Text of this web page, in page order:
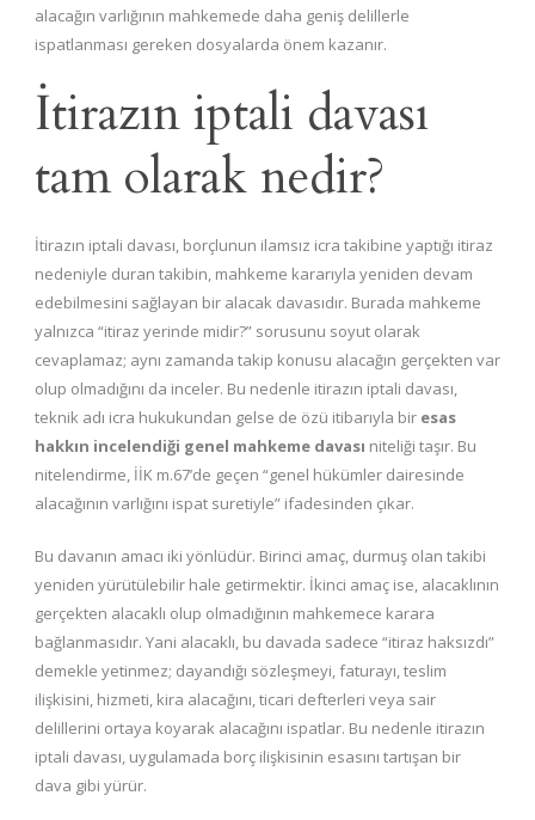
alacağın varlığının mahkemede daha geniş delillerle
ispatlanması gereken dosyalarda önem kazanır.
İtirazın iptali davası
tam olarak nedir?
İtirazın iptali davası, borçlunun ilamsız icra takibine yaptığı itiraz
nedeniyle duran takibin, mahkeme kararıyla yeniden devam
edebilmesini sağlayan bir alacak davasıdır. Burada mahkeme
yalnızca “itiraz yerinde midir?” sorusunu soyut olarak
cevaplamaz; aynı zamanda takip konusu alacağın gerçekten var
olup olmadığını da inceler. Bu nedenle itirazın iptali davası,
teknik adı icra hukukundan gelse de özü itibarıyla bir esas
hakkın incelendiği genel mahkeme davası niteliği taşır. Bu
nitelendirme, İİK m.67’de geçen “genel hükümler dairesinde
alacağının varlığını ispat suretiyle” ifadesinden çıkar.
Bu davanın amacı iki yönlüdür. Birinci amaç, durmuş olan takibi
yeniden yürütülebilir hale getirmektir. İkinci amaç ise, alacaklının
gerçekten alacaklı olup olmadığının mahkemece karara
bağlanmasıdır. Yani alacaklı, bu davada sadece “itiraz haksızdı”
demekle yetinmez; dayandığı sözleşmeyi, faturayı, teslim
ilişkisini, hizmeti, kira alacağını, ticari defterleri veya sair
delillerini ortaya koyarak alacağını ispatlar. Bu nedenle itirazın
iptali davası, uygulamada borç ilişkisinin esasını tartışan bir
dava gibi yürür.